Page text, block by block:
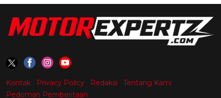
Kontak Privacy Policy Redaksi
Tentang Kami
Pedoman Pemberitaan